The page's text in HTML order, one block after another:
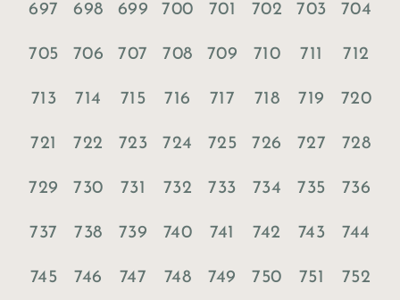
697 698 699 700 701 702 703 704
705 706 707 708 709 710 711 712
713 714 715 716 717 718 719 720
721 722 723 724 725 726 727 728
729 730 731 732 733 734 735 736
737 738 739 740 741 742 743 744
745 746 747 748 749 750 751 752